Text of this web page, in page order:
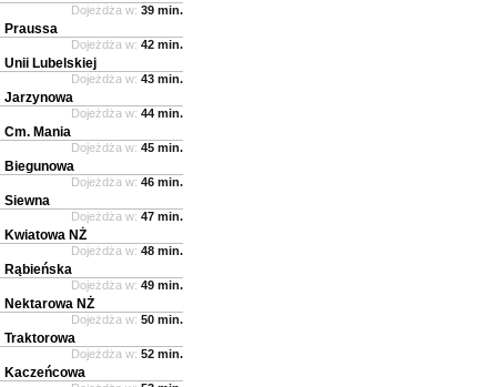
Dojeżdża w: 39 min.
Praussa
Dojeżdża w: 42 min.
Unii Lubelskiej
Dojeżdża w: 43 min.
Jarzynowa
Dojeżdża w: 44 min.
Cm. Mania
Dojeżdża w: 45 min.
Biegunowa
Dojeżdża w: 46 min.
Siewna
Dojeżdża w: 47 min.
Kwiatowa NŻ
Dojeżdża w: 48 min.
Rąbieńska
Dojeżdża w: 49 min.
Nektarowa NŻ
Dojeżdża w: 50 min.
Traktorowa
Dojeżdża w: 52 min.
Kaczeńcowa